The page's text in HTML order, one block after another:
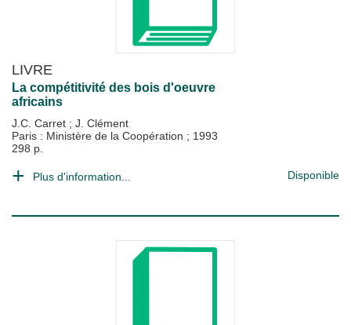
LIVRE
La compétitivité des bois d'oeuvre
africains
J.C. Carret ; J. Clément
Paris : Ministère de la Coopération ; 1993
298 p.
Plus d'information... Disponible